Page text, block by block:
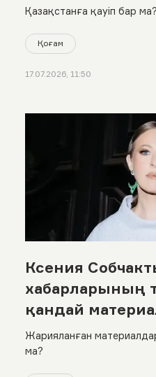
Қазақстанға қауіп бар ма?
Қоғам
17.07.2026, 11:50
Ксения
хабарларының
қандай
және
Жарияланған
ма?